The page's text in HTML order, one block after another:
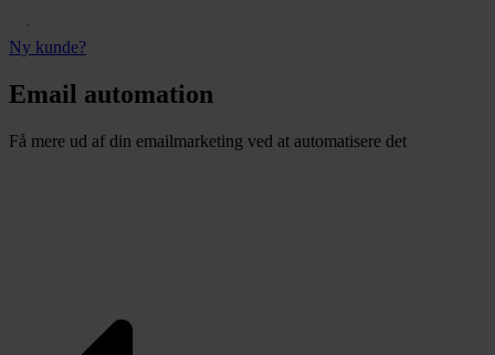
Ny kunde?
Email automation
Få mere ud af din emailmarketing ved at automatisere det